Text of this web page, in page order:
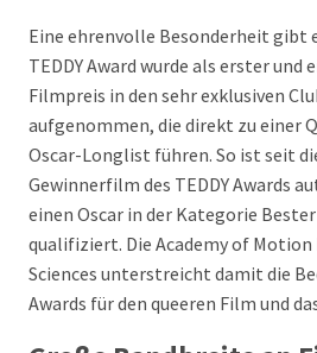
Eine ehrenvolle Besonderheit gibt
TEDDY Award wurde als erster und
Filmpreis in den sehr exklusiven
aufgenommen, die direkt zu einer
Oscar-Longlist führen. So ist seit
Gewinnerfilm des TEDDY Awards
einen Oscar in der Kategorie
qualifiziert. Die Academy of Motion
Sciences unterstreicht damit die
Awards für den queeren Film und